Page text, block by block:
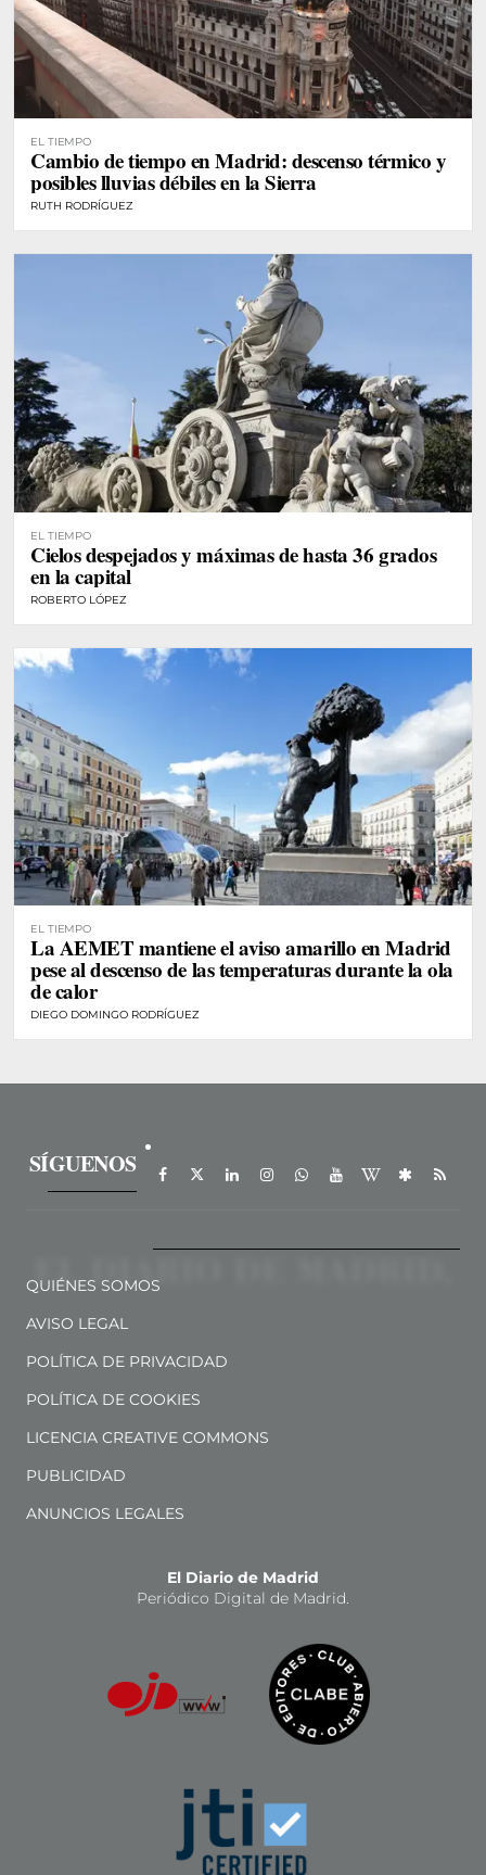
EL TIEMPO
Cambio de tiempo en Madrid: descenso térmico y
posibles lluvias débiles en la Sierra
RUTH RODRÍGUEZ
EL TIEMPO
Cielos despejados y máximas de hasta 36 grados
en la capital
ROBERTO LÓPEZ
EL TIEMPO
La AEMET mantiene el aviso amarillo en Madrid
pese al descenso de las temperaturas durante la ola
de calor
DIEGO DOMINGO RODRÍGUEZ
SÍGUENOS
QUIÉNES SOMOS
AVISO LEGAL
POLÍTICA DE PRIVACIDAD
POLÍTICA DE COOKIES
LICENCIA CREATIVE COMMONS
PUBLICIDAD
ANUNCIOS LEGALES
El Diario de Madrid
Periódico Digital de Madrid.